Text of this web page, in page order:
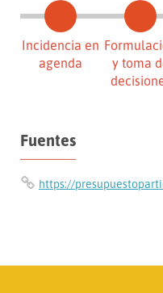
Incidencia en
agenda
y toma
Fuentes
https://